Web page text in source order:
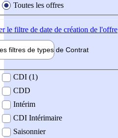
Toutes les offres
le filtre de date de création de l'offre
filtres de types de Contrat
contrat
CDI (1)
CDD
Intérim
CDI Intérimaire
Saisonnier